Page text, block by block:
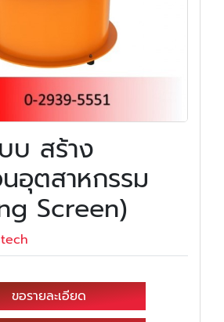
บ สร้าง
อุตสาหกรรม
Screen)
ขอรายละเอียด